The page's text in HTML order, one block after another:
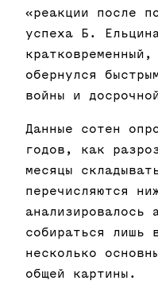
«реакции после
успеха Б.
обернулся
войны и
Данные сотен
годов, как
месяцы
перечисляются
собираться лишь
несколько
общей картины.